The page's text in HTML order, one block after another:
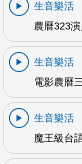
生音樂活
農曆323
生音樂活
電影農曆
生音樂活
魔王級台